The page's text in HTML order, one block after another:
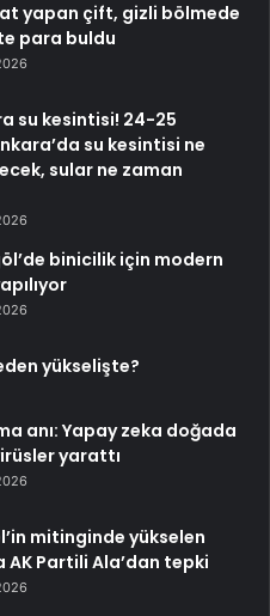
yapan çift, gizli bölmede
para buldu
su kesintisi! 24-25
su kesintisi ne
sular ne zaman
binicilik için modern
yükselişte?
anı: Yapay zeka doğada
yarattı
mitinginde yükselen
Partili Ala’dan tepki